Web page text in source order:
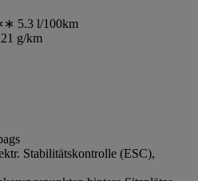
5.3 l/100km
g/km
Stabilitätskontrolle (ESC),